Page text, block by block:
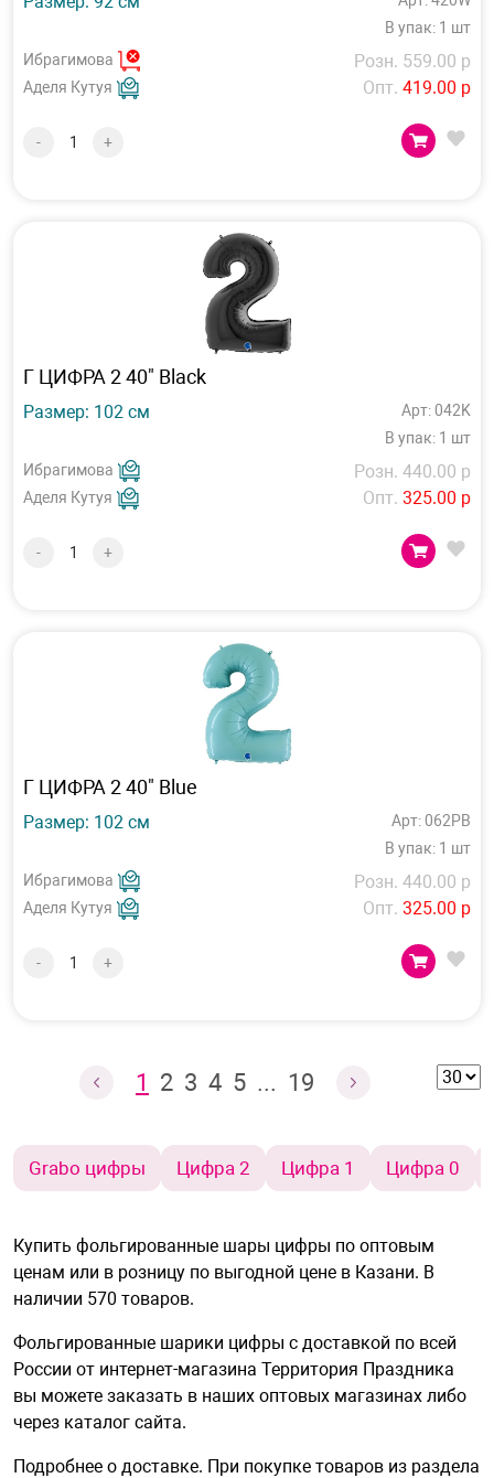
В упак: 1 шт
Ибрагимова
Аделя Кутуя
Розн. 559.00 р
Опт. 419.00 р
- +
Г ЦИФРА 2 40" Black
Размер: 102 см
Арт: 042K
В упак: 1 шт
Ибрагимова
Аделя Кутуя
Розн. 440.00 р
Опт. 325.00 р
- +
Г ЦИФРА 2 40" Blue
Размер: 102 см
Арт: 062PB
В упак: 1 шт
Ибрагимова
Аделя Кутуя
Розн. 440.00 р
Опт. 325.00 р
- +
1 2 3 4 5 ... 19
Grabo цифры Цифра 2 Цифра 1 Цифра 0
Купить фольгированные шары цифры по оптовым
ценам или в розницу по выгодной цене в Казани. В
наличии 570 товаров.
Фольгированные шарики цифры с доставкой по всей
России от интернет-магазина Территория Праздника
вы можете заказать в наших оптовых магазинах либо
через каталог сайта.
Подробнее о доставке. При покупке товаров из раздела